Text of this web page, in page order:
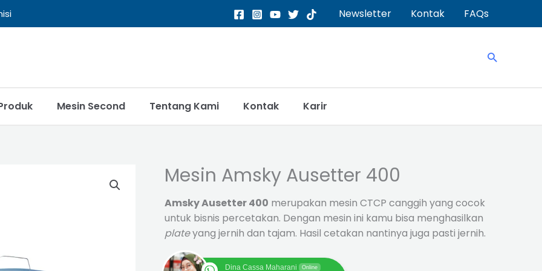
Newsletter Kontak FAQs
Search
Mesin Second Tentang Kami Kontak Karir
Mesin Amsky Ausetter 400
Amsky Ausetter 400 merupakan mesin CTCP canggih yang cocok
untuk bisnis percetakan. Dengan mesin ini kamu bisa menghasilkan
plateyang jernih dan tajam. Hasil cetakan nantinya juga pasti jernih.
Dina Cassa Maharani Online